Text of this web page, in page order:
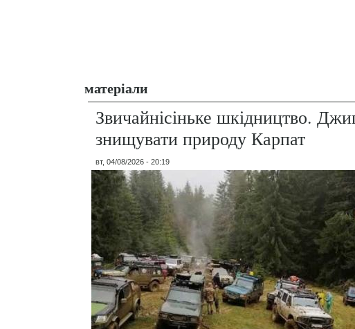
матеріали
Звичайнісіньке шкідництво.
знищувати природу Карпат
вт, 04/08/2026 - 20:19